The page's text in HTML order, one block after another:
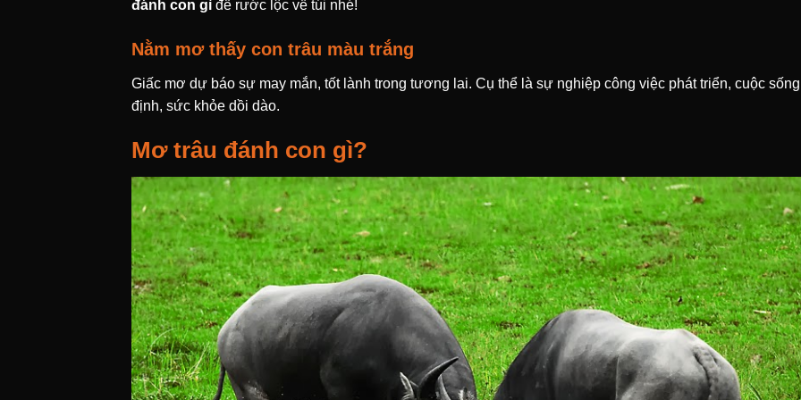
đánh con gì để rước lộc về túi nhé!
Nằm mơ thấy con trâu màu trắng
Giấc mơ dự báo sự may mắn, tốt lành trong tương lai. Cụ thể là sự nghiệp công việc phát triển, cuộc
định, sức khỏe dồi dào.
Mơ trâu đánh con gì?